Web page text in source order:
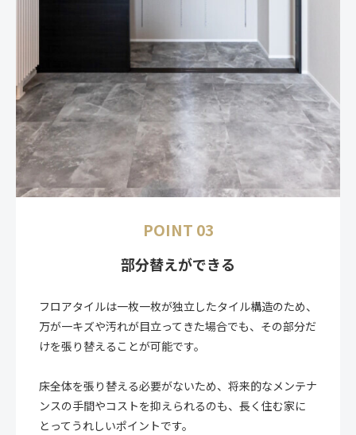
POINT 03
部分替えができる
フロアタイルは一枚一枚が独立したタイル構造のため、
万が一キズや汚れが目立ってきた場合でも、その部分だ
けを張り替えることが可能です。
床全体を張り替える必要がないため、将来的なメンテナ
ンスの手間やコストを抑えられるのも、長く住む家に
とってうれしいポイントです。